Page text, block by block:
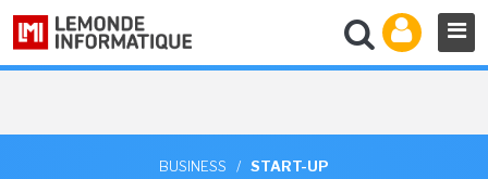
BUSINESS / START-UP